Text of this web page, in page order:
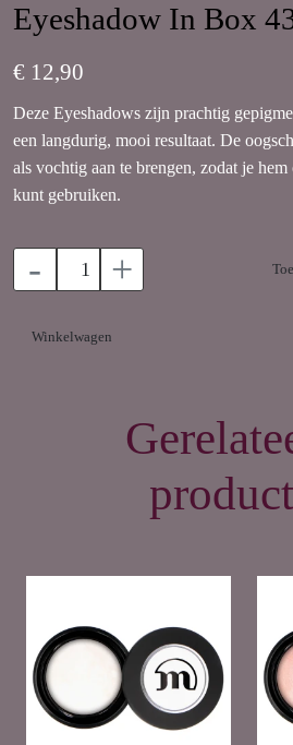
Eyeshadow In Box
€ 12,90
Deze Eyeshadows zijn prachtig
een langdurig, mooi resultaat. De
als vochtig aan te brengen, zodat je
kunt gebruiken.
- +
Winkelwagen